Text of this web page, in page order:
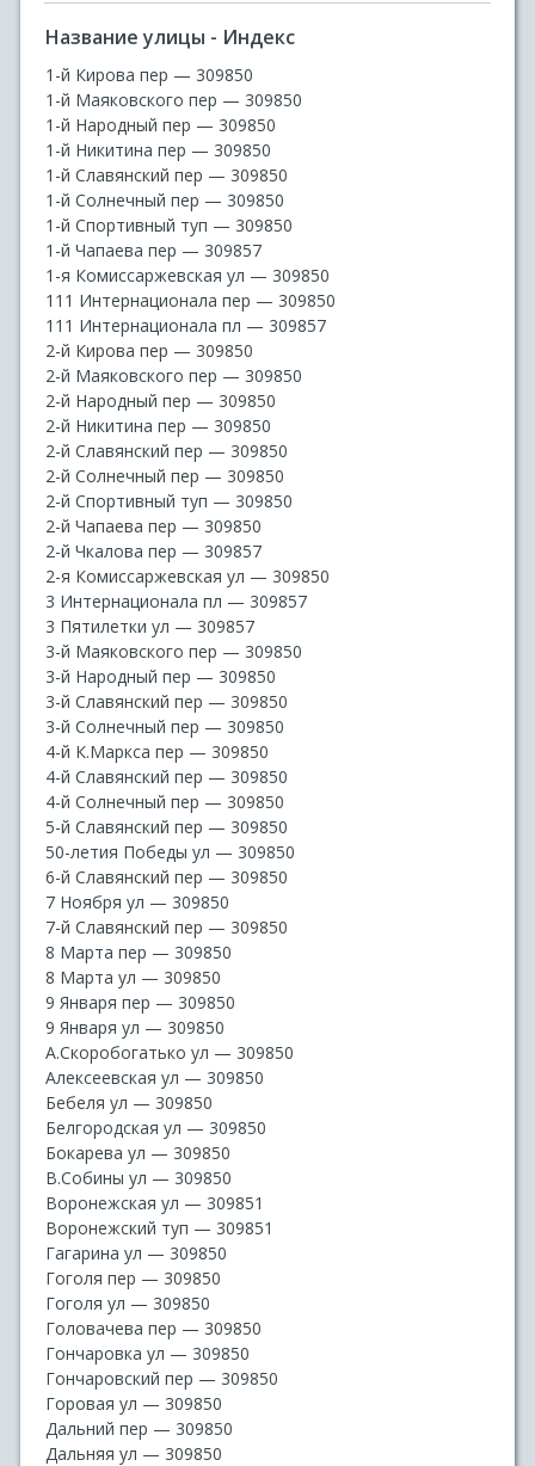
Название улицы - Индекс
1-й Кирова пер — 309850
1-й Маяковского пер — 309850
1-й Народный пер — 309850
1-й Никитина пер — 309850
1-й Славянский пер — 309850
1-й Солнечный пер — 309850
1-й Спортивный туп — 309850
1-й Чапаева пер — 309857
1-я Комиссаржевская ул — 309850
111 Интернационала пер — 309850
111 Интернационала пл — 309857
2-й Кирова пер — 309850
2-й Маяковского пер — 309850
2-й Народный пер — 309850
2-й Никитина пер — 309850
2-й Славянский пер — 309850
2-й Солнечный пер — 309850
2-й Спортивный туп — 309850
2-й Чапаева пер — 309850
2-й Чкалова пер — 309857
2-я Комиссаржевская ул — 309850
3 Интернационала пл — 309857
3 Пятилетки ул — 309857
3-й Маяковского пер — 309850
3-й Народный пер — 309850
3-й Славянский пер — 309850
3-й Солнечный пер — 309850
4-й К.Маркса пер — 309850
4-й Славянский пер — 309850
4-й Солнечный пер — 309850
5-й Славянский пер — 309850
50-летия Победы ул — 309850
6-й Славянский пер — 309850
7 Ноября ул — 309850
7-й Славянский пер — 309850
8 Марта пер — 309850
8 Марта ул — 309850
9 Января пер — 309850
9 Января ул — 309850
А.Скоробогатько ул — 309850
Алексеевская ул — 309850
Бебеля ул — 309850
Белгородская ул — 309850
Бокарева ул — 309850
В.Собины ул — 309850
Воронежская ул — 309851
Воронежский туп — 309851
Гагарина ул — 309850
Гоголя пер — 309850
Гоголя ул — 309850
Головачева пер — 309850
Гончаровка ул — 309850
Гончаровский пер — 309850
Горовая ул — 309850
Дальний пер — 309850
Дальняя ул — 309850